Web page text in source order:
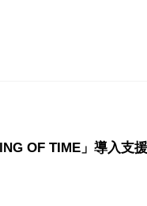
OF TIME」導入支